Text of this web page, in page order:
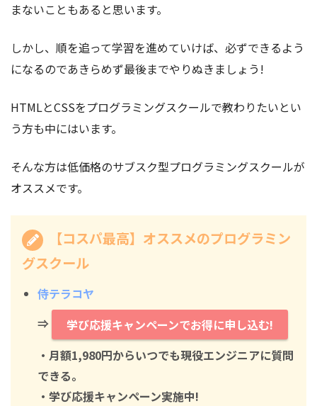
まないこともあると思います。
しかし、順を追って学習を進めていけば、必ずできるよう
になるのであきらめず最後までやりぬきましょう!
HTMLとCSSをプログラミングスクールで教わりたいとい
う方も中にはいます。
そんな方は低価格のサブスク型プログラミングスクールが
オススメです。
【コスパ最高】オススメのプログラミン
グスクール
侍テラコヤ
⇒
学び応援キャンペーンでお得に申し込む!
・月額1,980円からいつでも現役エンジニアに質問
できる。
・学び応援キャンペーン実施中!